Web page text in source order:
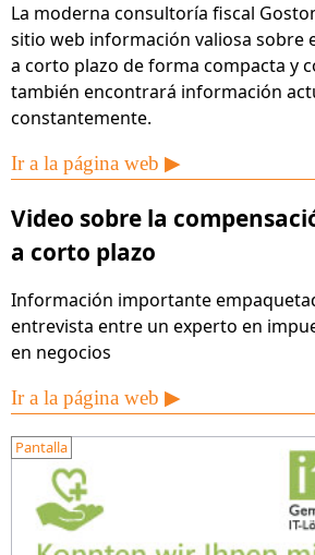
La moderna consultoría fiscal
sitio web información valiosa sobre
a corto plazo de forma compacta y
también encontrará información
constantemente.
Ir a la página web ▶
Video sobre la
a corto plazo
Información importante
entrevista entre un experto en
en negocios
Ir a la página web ▶
Pantalla